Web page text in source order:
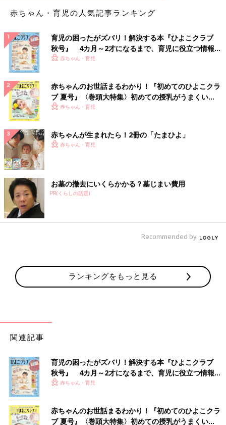
バックプリントが激かわ！エスターバニーのTシャ
ツ
出典：Instagramアカウント「piyopiyobaby_mam」
ぴよちゃんさんは、エスターバニーとのコラボTシャツを購入。
シンプルなので着回しに大助かり！ドラゴンボール
赤ちゃん・育児の人気記事ランキング
育児の困ったがズバリ！解決する本『ひよこクラブ
秋号』 4カ月～2才になるまで、育児に役立つ情報が
いっぱい！
赤ちゃん・育児
赤ちゃんのお世話まるわかり！『初めてのひよこクラ
ブ 夏号』〈巻頭大特集〉初めての授乳がうまくい
く！ おっぱい・ミルクの基本と夏のトラブル 解決テ
赤ちゃん・育児
赤ちゃんが生まれたら！2冊の「たまひよ」
赤ちゃん・育児
お墓の撤去にいくらかかる？墓じまい費用
PR(くらしの話題)
Recommended by
ランキングをもっと見る
関連記事
育児の困ったがズバリ！解決する本『ひよこクラブ
秋号』 4カ月～2才になるまで、育児に役立つ情報が
いっぱい！
赤ちゃん・育児
赤ちゃんのお世話まるわかり！『初めてのひよこクラ
ブ 夏号』〈巻頭大特集〉初めての授乳がうまくい